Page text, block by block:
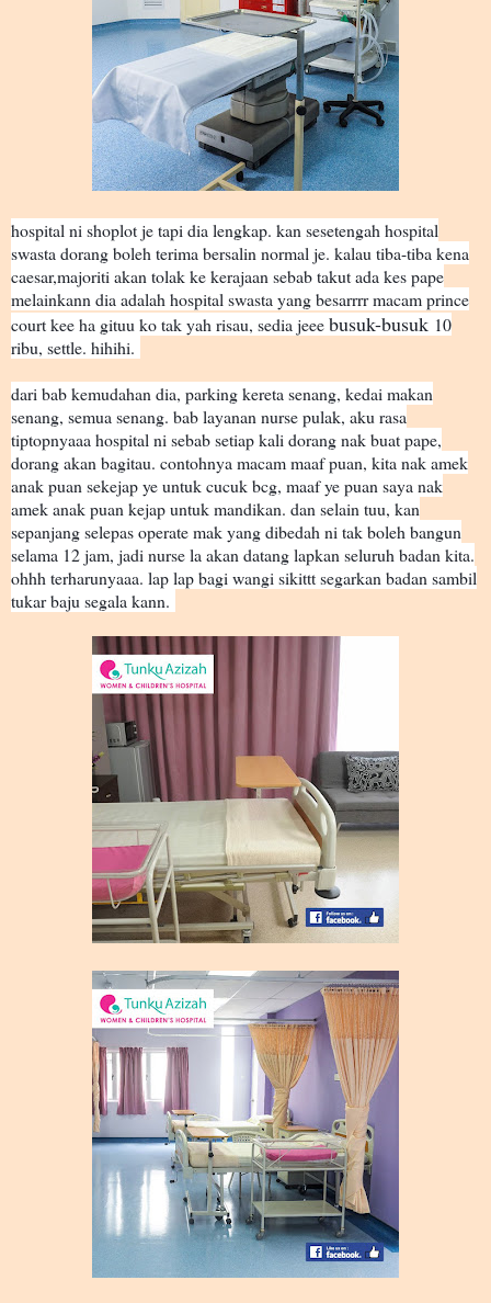
hospital ni shoplot je tapi dia lengkap. kan sesetengah hospital
swasta dorang boleh terima bersalin normal je. kalau tiba-tiba kena
caesar,majoriti akan tolak ke kerajaan sebab takut ada kes pape
melainkann dia adalah hospital swasta yang besarrrr macam prince
court kee ha gituu ko tak yah risau, sedia jeeebusuk-busuk 10
ribu, settle. hihihi.
dari bab kemudahan dia, parking kereta senang, kedai makan
senang, semua senang. bab layanan nurse pulak, aku rasa
tiptopnyaaa hospital ni sebab setiap kali dorang nak buat pape,
dorang akan bagitau. contohnya macam maaf puan, kita nak amek
anak puan sekejap ye untuk cucuk bcg, maaf ye puan saya nak
amek anak puan kejap untuk mandikan. dan selain tuu, kan
sepanjang selepas operate mak yang dibedah ni tak boleh bangun
selama 12 jam, jadi nurse la akan datang lapkan seluruh badan kita.
ohhh terharunyaaa. lap lap bagi wangi sikittt segarkan badan sambil
tukar baju segala kann.